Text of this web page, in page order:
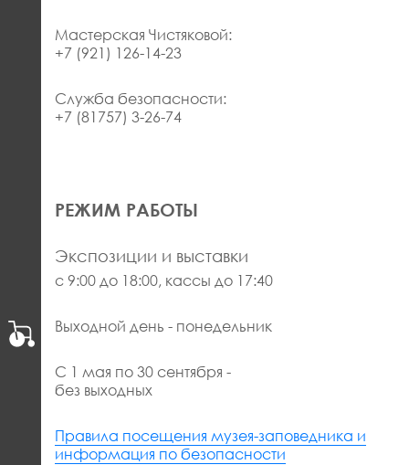
Мастерская Чистяковой:
+7 (921) 126-14-23
Служба безопасности:
+7 (81757) 3-26-74
РЕЖИМ РАБОТЫ
Экспозиции и выставки
с 9:00 до 18:00, кассы до 17:40
Выходной день - понедельник
С 1 мая по 30 сентября -
без выходных
Правила посещения музея-заповедника и
информация по безопасности